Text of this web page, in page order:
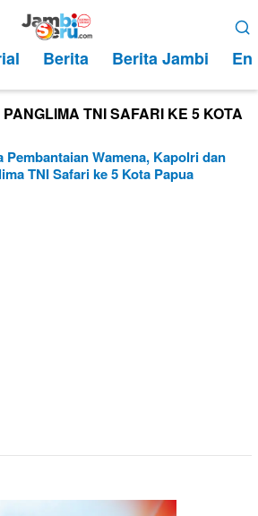
Berita Berita Jambi
TNI SAFARI KE 5 KOTA
Pembantaian Wamena, Kapolri dan
TNI Safari ke 5 Kota Papua